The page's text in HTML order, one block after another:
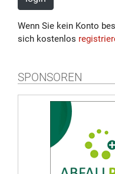
Wenn Sie kein Konto
sich kostenlos
SPONSOREN